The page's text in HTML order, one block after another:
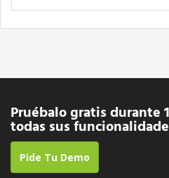
Pruébalo gratis durante
todas sus
Pide Tu Demo